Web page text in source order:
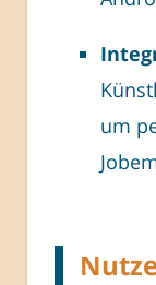
um